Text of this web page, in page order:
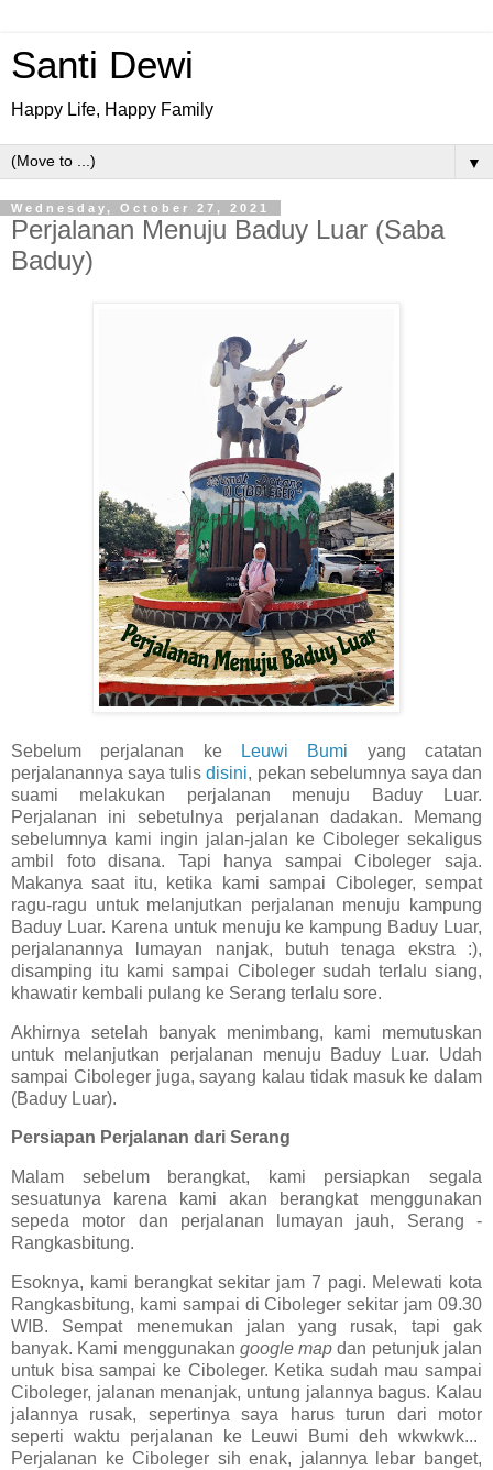
Santi Dewi
Happy Life, Happy Family
▼
Wednesday, October 27, 2021
Perjalanan Menuju Baduy Luar (Saba
Baduy)
Sebelum perjalanan ke Leuwi Bumi yang catatan
perjalanannya saya tulisdisini, pekan sebelumnya saya dan
suami melakukan perjalanan menuju Baduy Luar.
Perjalanan ini sebetulnya perjalanan dadakan. Memang
sebelumnya kami ingin jalan-jalan ke Ciboleger sekaligus
ambil foto disana. Tapi hanya sampai Ciboleger saja.
Makanya saat itu, ketika kami sampai Ciboleger, sempat
ragu-ragu untuk melanjutkan perjalanan menuju kampung
Baduy Luar. Karena untuk menuju ke kampung Baduy Luar,
perjalanannya lumayan nanjak, butuh tenaga ekstra :),
disamping itu kami sampai Ciboleger sudah terlalu siang,
khawatir kembali pulang ke Serang terlalu sore.
Akhirnya setelah banyak menimbang, kami memutuskan
untuk melanjutkan perjalanan menuju Baduy Luar. Udah
sampai Ciboleger juga, sayang kalau tidak masuk ke dalam
(Baduy Luar).
Persiapan Perjalanan dari Serang
Malam sebelum berangkat, kami persiapkan segala
sesuatunya karena kami akan berangkat menggunakan
sepeda motor dan perjalanan lumayan jauh, Serang -
Rangkasbitung.
Esoknya, kami berangkat sekitar jam 7 pagi. Melewati kota
Rangkasbitung, kami sampai di Ciboleger sekitar jam 09.30
WIB. Sempat menemukan jalan yang rusak, tapi gak
banyak. Kami menggunakan google map dan petunjuk jalan
untuk bisa sampai ke Ciboleger. Ketika sudah mau sampai
Ciboleger, jalanan menanjak, untung jalannya bagus. Kalau
jalannya rusak, sepertinya saya harus turun dari motor
seperti waktu perjalanan ke Leuwi Bumi deh wkwkwk...
Perjalanan ke Ciboleger sih enak, jalannya lebar banget,